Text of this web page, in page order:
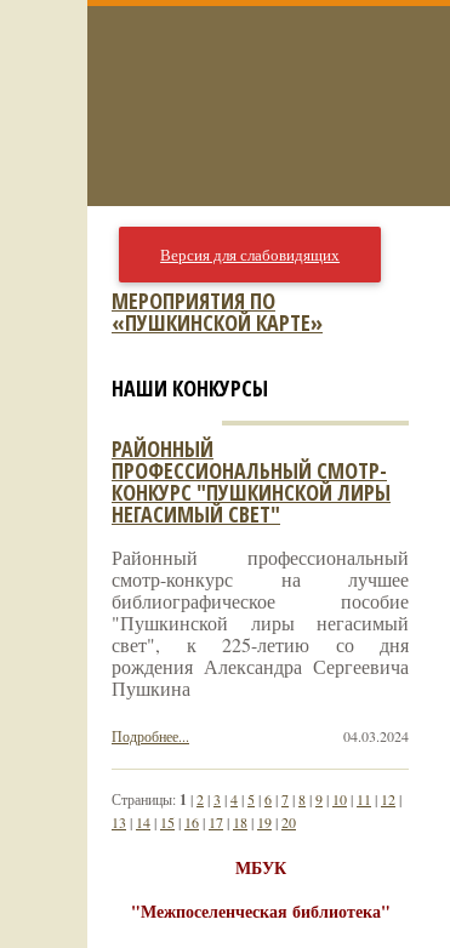
Версия для слабовидящих
МЕРОПРИЯТИЯ ПО
«ПУШКИНСКОЙ КАРТЕ»
НАШИ КОНКУРСЫ
РАЙОННЫЙ
ПРОФЕССИОНАЛЬНЫЙ СМОТР-
КОНКУРС "ПУШКИНСКОЙ ЛИРЫ
НЕГАСИМЫЙ СВЕТ"
Районный профессиональный
смотр-конкурс на лучшее
библиографическое пособие
"Пушкинской лиры негасимый
свет", к 225-летию со дня
рождения Александра Сергеевича
Пушкина
04.03.2024
Подробнее...
Страницы: 1 |2|3 |4| 5|6|7|8|9| 10| 11 | 12|
13 | 14| 15| 16| 17| 18| 19|20
МБУК
"Межпоселенческая библиотека"